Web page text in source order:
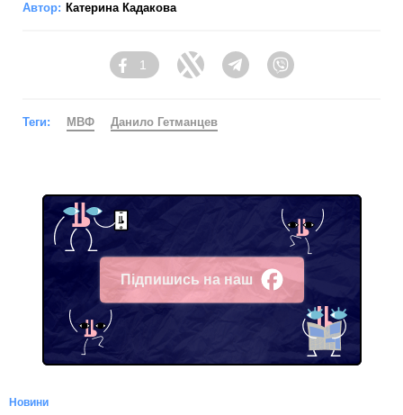
Автор: Катерина Кадакова
Facebook
1
Twitter Telegram
Теги: МВФ Данило Гетманцев
Підпишись на наш
Facebook
Новини